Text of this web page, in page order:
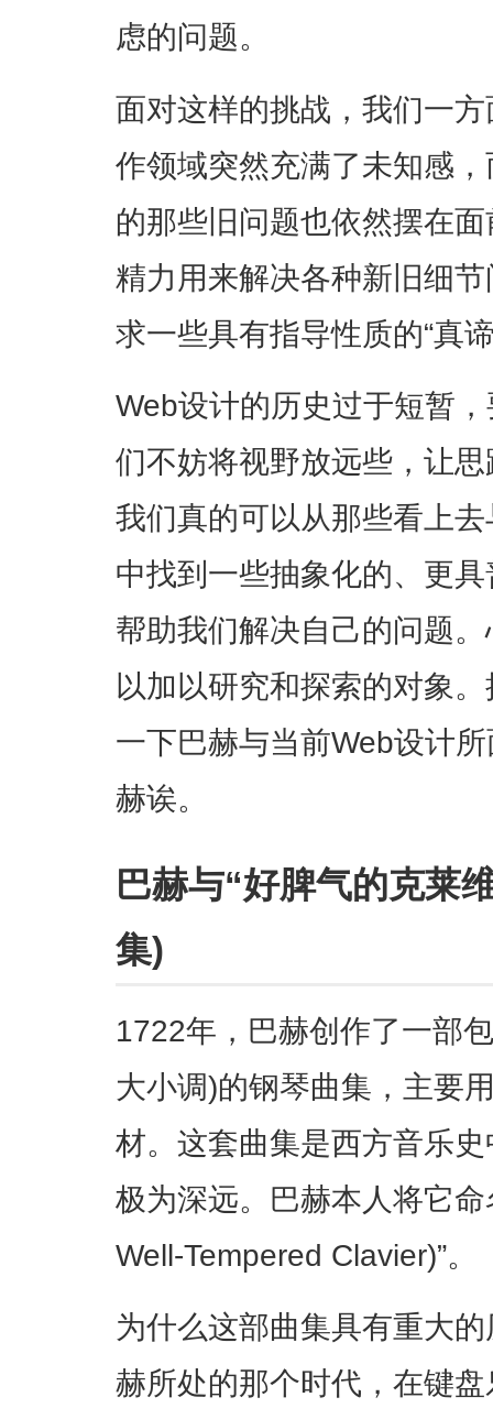
虑的问题。
面对这样的挑战，我们一
作领域突然充满了未知感
的那些旧问题也依然摆在
精力用来解决各种新旧细
求一些具有指导性质的“真
Web设计的历史过于短暂
们不妨将视野放远些，让
我们真的可以从那些看上
中找到一些抽象化的、更
帮助我们解决自己的问题
以加以研究和探索的对象 。
一下巴赫与当前Web设计
赫诶。
巴赫与“好脾气的克莱
集)
1722年，巴赫创作了一部
大小调)的钢琴曲集，主要
材。这套曲集是西方音乐
极为深远。巴赫本人将它
Well-Tempered Clavier)”。
为什么这部曲集具有重大
赫所处的那个时代，在键